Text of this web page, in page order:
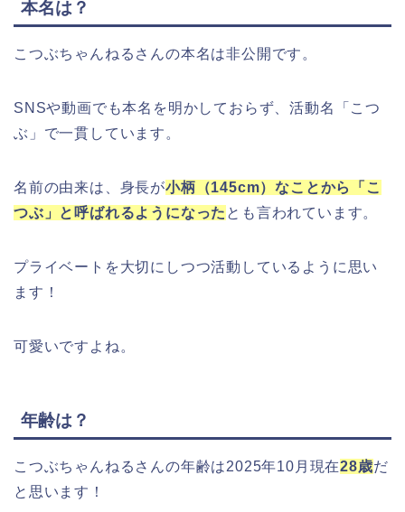
本名は？
こつぶちゃんねるさんの本名は非公開です。
SNSや動画でも本名を明かしておらず、活動名「こつ
ぶ」で一貫しています。
名前の由来は、身長が小柄（145cm）なことから「こ
つぶ」と呼ばれるようになった とも言われています。
プライベートを大切にしつつ活動しているように思い
ます！
可愛いですよね。
年齢は？
こつぶちゃんねるさんの年齢は2025年10月現在28歳だ
と思います！